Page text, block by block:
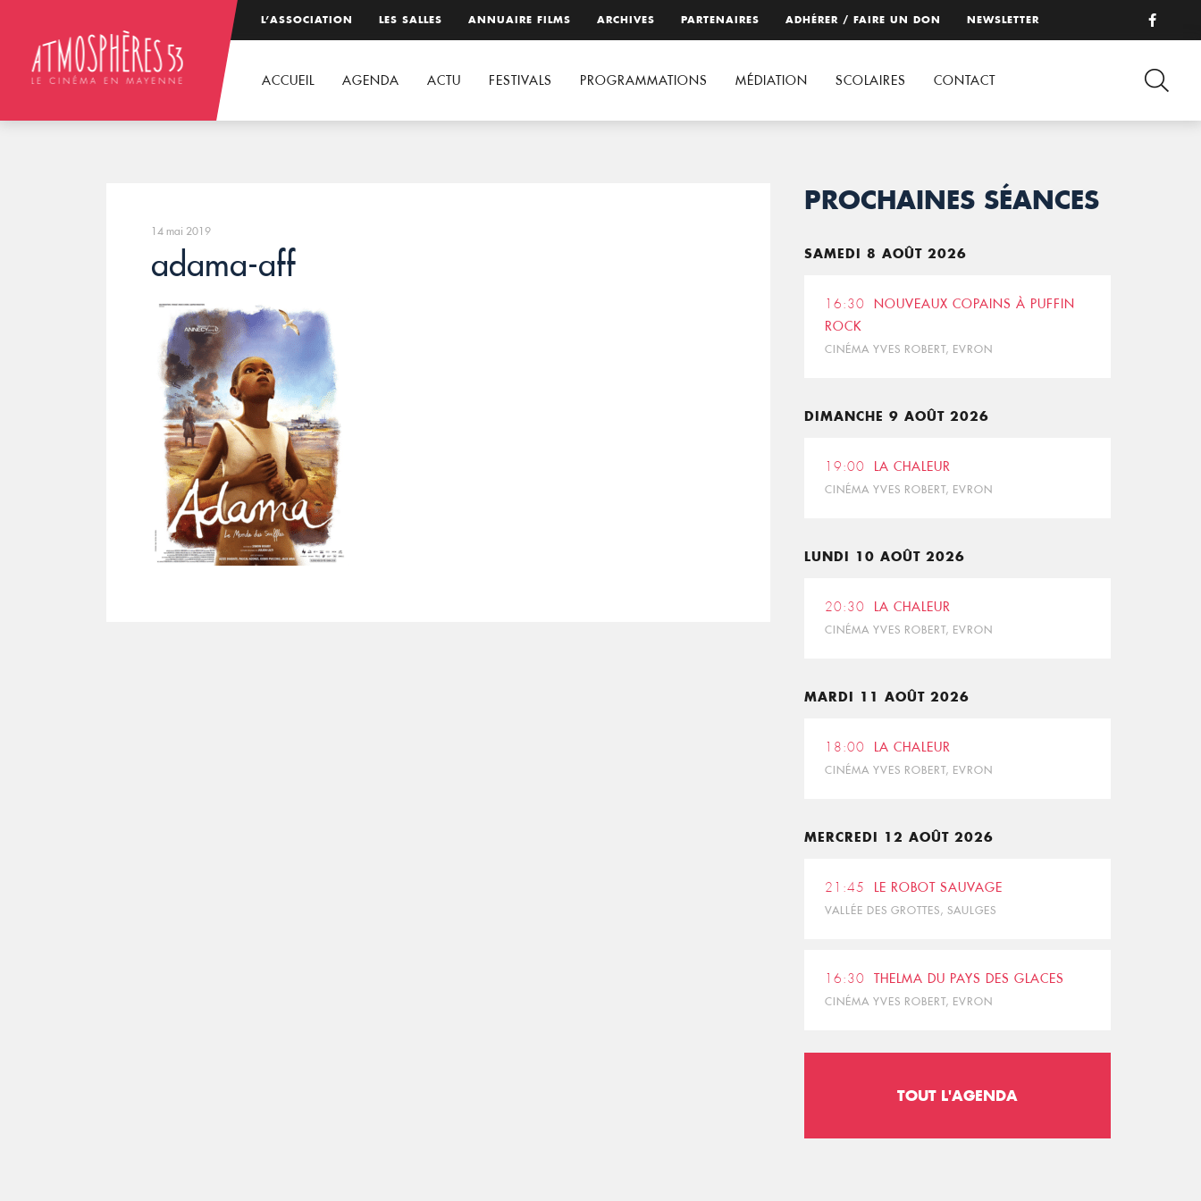
L’ASSOCIATION LES SALLES ANNUAIRE FILMS ARCHIVES PARTENAIRES ADHÉRER / FAIRE UN DON NEWSLETTER
ACCUEIL AGENDA ACTU FESTIVALS PROGRAMMATIONS MÉDIATION SCOLAIRES CONTACT
14 mai 2019
adama-aff
PROCHAINES SÉANCES
SAMEDI 8 AOÛT 2026
16:30
NOUVEAUX COPAINS À PUFFIN
ROCK
CINÉMA YVES ROBERT, EVRON
DIMANCHE 9 AOÛT 2026
19:00 LA CHALEUR
CINÉMA YVES ROBERT, EVRON
LUNDI 10 AOÛT 2026
20:30 LA CHALEUR
CINÉMA YVES ROBERT, EVRON
MARDI 11 AOÛT 2026
18:00 LA CHALEUR
CINÉMA YVES ROBERT, EVRON
MERCREDI 12 AOÛT 2026
21:45 LE ROBOT SAUVAGE
VALLÉE DES GROTTES, SAULGES
16:30 THELMA DU PAYS DES GLACES
CINÉMA YVES ROBERT, EVRON
TOUT L'AGENDA